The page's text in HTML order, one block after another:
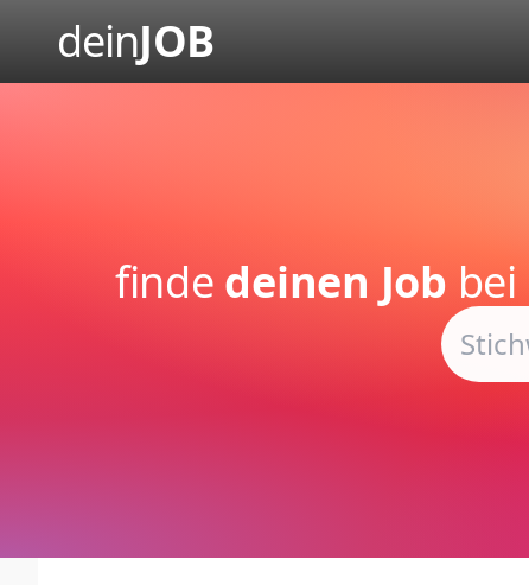
deinJOB
finde deinen Job bei